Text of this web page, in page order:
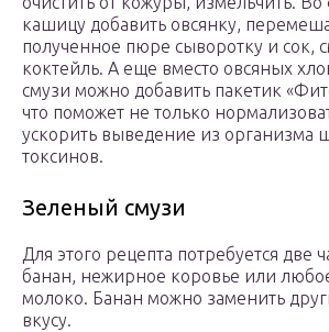
кашицу добавить овсянку,
полученное пюре сыворотку и сок,
коктейль. А еще вместо овсяных
смузи можно добавить пакетик
что поможет не только
ускорить выведение из организма
токсинов.
Зеленый смузи
Для этого рецепта потребуется две
банан, нежирное коровье или
молоко. Банан можно заменить
вкусу.